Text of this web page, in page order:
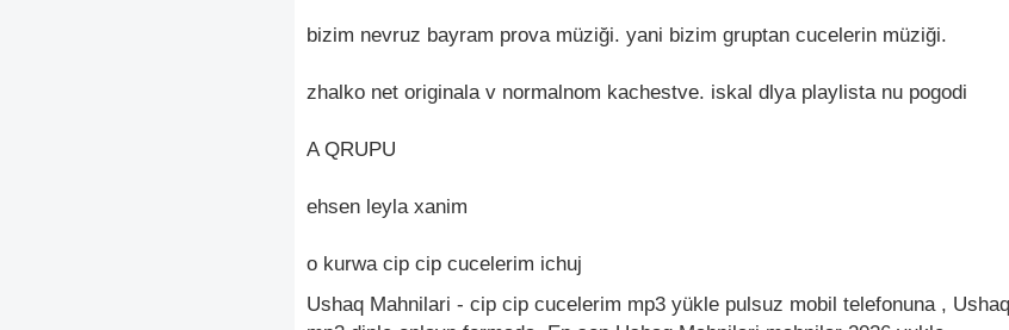
bizim nevruz bayram prova müziği. yani bizim gruptan cucelerin müziği.
zhalko net originala v normalnom kachestve. iskal dlya playlista nu pogodi
A QRUPU
ehsen leyla xanim
o kurwa cip cip cucelerim ichuj
Ushaq Mahnilari - cip cip cucelerim mp3 yükle pulsuz mobil telefonuna ,